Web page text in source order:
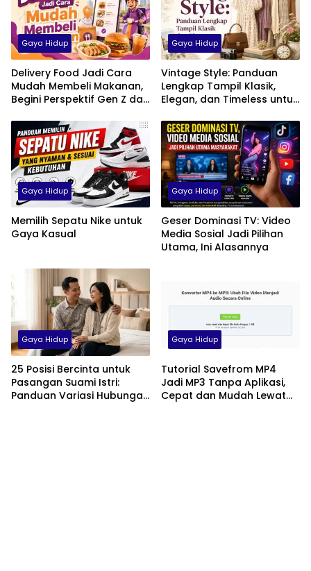
Gaya Hidup
Delivery Food Jadi Cara
Mudah Membeli Makanan,
Begini Perspektif Gen Z dan
Gaya Hidup
Vintage Style: Panduan
Lengkap Tampil Klasik,
Elegan, dan Timeless untuk
Gaya Hidup
Memilih Sepatu Nike untuk
Gaya Kasual
Gaya Hidup
Geser Dominasi TV: Video
Media Sosial Jadi Pilihan
Utama, Ini Alasannya
Gaya Hidup
25 Posisi Bercinta untuk
Pasangan Suami Istri:
Panduan Variasi Hubungan
Gaya Hidup
Tutorial Savefrom MP4
Jadi MP3 Tanpa Aplikasi,
Cepat dan Mudah Lewat